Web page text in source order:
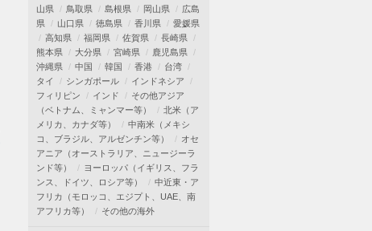
山県
鳥取県 島根県 岡山県
広島
県
山口県 徳島県 香川県
愛媛県
高知県
福岡県 佐賀県
長崎県
熊本県
大分県 宮崎県
鹿児島県
沖縄県
中国 韓国 香港
台湾
タイ
シンガポール
インドネシア
フィリピン
インド
その他アジア
（ベトナム、ミャンマー等）
北米（ア
メリカ、カナダ等）
中南米（メキシ
コ、ブラジル、アルゼンチン等）
オセ
アニア（オーストラリア、ニュージーラ
ンド等）
ヨーロッパ（イギリス、フラ
ンス、ドイツ、ロシア等）
中近東・ア
フリカ（モロッコ、エジプト、UAE、南
アフリカ等）
その他の海外